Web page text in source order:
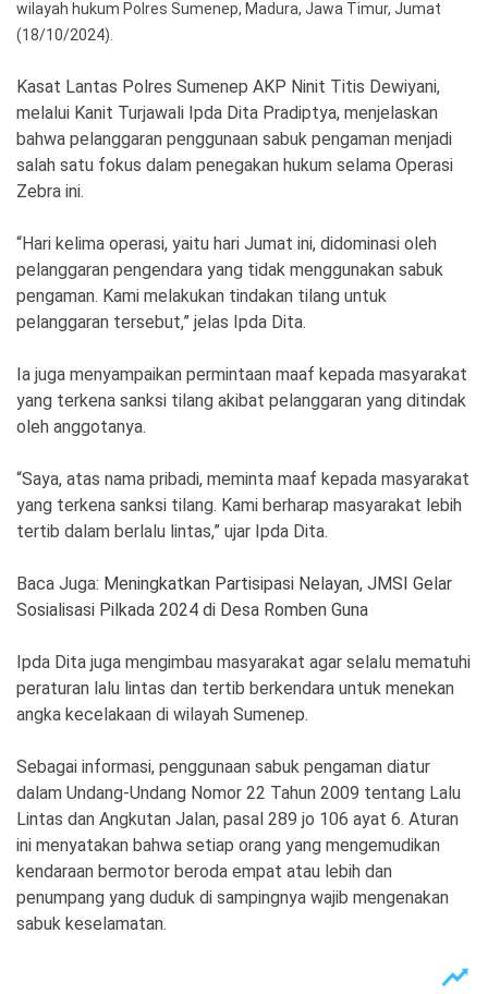
Ekonomi
Indeks Birokrasi
Copyright
2026
News
Indonesia
.
Reserve
wilayah hukum Polres Sumenep, Madura, Jawa Timur, Jumat
(18/10/2024).
Kasat Lantas Polres Sumenep AKP Ninit Titis Dewiyani,
melalui Kanit Turjawali Ipda Dita Pradiptya, menjelaskan
bahwa pelanggaran penggunaan sabuk pengaman menjadi
salah satu fokus dalam penegakan hukum selama Operasi
Zebra ini.
“Hari kelima operasi, yaitu hari Jumat ini, didominasi oleh
pelanggaran pengendara yang tidak menggunakan sabuk
pengaman. Kami melakukan tindakan tilang untuk
pelanggaran tersebut,” jelas Ipda Dita.
Ia juga menyampaikan permintaan maaf kepada masyarakat
yang terkena sanksi tilang akibat pelanggaran yang ditindak
oleh anggotanya.
“Saya, atas nama pribadi, meminta maaf kepada masyarakat
yang terkena sanksi tilang. Kami berharap masyarakat lebih
tertib dalam berlalu lintas,” ujar Ipda Dita.
Baca Juga: Meningkatkan Partisipasi Nelayan, JMSI Gelar
Sosialisasi Pilkada 2024 di Desa Romben Guna
Ipda Dita juga mengimbau masyarakat agar selalu mematuhi
peraturan lalu lintas dan tertib berkendara untuk menekan
angka kecelakaan di wilayah Sumenep.
Sebagai informasi, penggunaan sabuk pengaman diatur
dalam Undang-Undang Nomor 22 Tahun 2009 tentang Lalu
Lintas dan Angkutan Jalan, pasal 289 jo 106 ayat 6. Aturan
ini menyatakan bahwa setiap orang yang mengemudikan
kendaraan bermotor beroda empat atau lebih dan
penumpang yang duduk di sampingnya wajib mengenakan
sabuk keselamatan.